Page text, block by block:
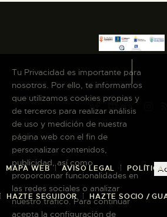
MAPA WEB AVISO LEGAL POLÍTICA
HAZTE SEGUIDOR HAZTE SOCIO /
Tu Privacidad es importante para
nosotros. Por ello, te informamos
que utilizamos cookies propias y
de terceros para realizar análisis
de uso y medición de nuestra
página web con el fin de
personalizar contenidos,
publicidad, así como
proporcionar funcionalidades en
las redes sociales o analizar
nuestro tráfico. Para continuar
acepta la configuración de